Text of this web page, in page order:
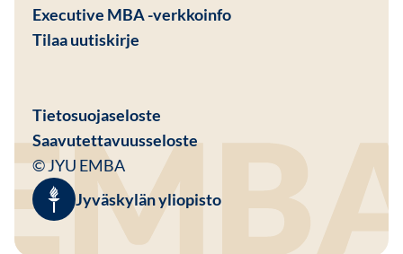
Executive MBA -verkkoinfo
Tilaa uutiskirje
© JYU EMBA
Tietosuojaseloste
Saavutettavuusseloste
Jyväskylän yliopisto
Avautuu uuteen ikkunaan